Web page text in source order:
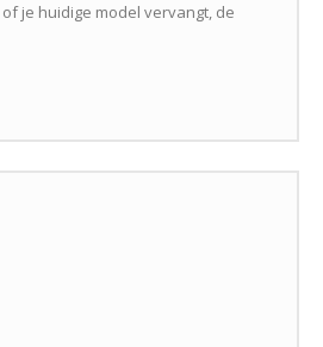
je huidige model vervangt, de